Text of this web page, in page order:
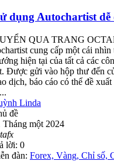
dụng Autochartist
QUA TRANG
cung cấp một cái
hiện tại của tất cả các
Được gửi vào hộp thư đến
dịch, báo cáo có thể đề
Linda
đề
Tháng một 2024
lời: 0
đàn: Forex, Vàng, Chỉ số,